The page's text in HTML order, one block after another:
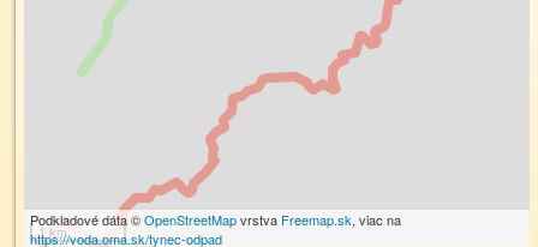
1 km
Podkladové dáta ©OpenStreetMapvrstva Freemap.sk, viac na
https://voda.oma.sk/tynec-odpad